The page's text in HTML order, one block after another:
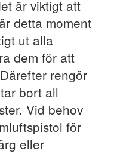
är viktigt att
detta moment
ut alla
dem för att
rengör
bort all
Vid behov
för
eller